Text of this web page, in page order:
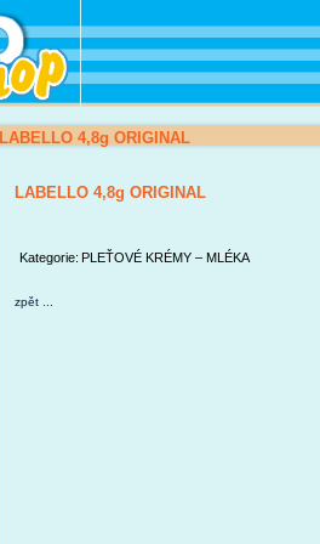
LABELLO 4,8g ORIGINAL
LABELLO 4,8g ORIGINAL
Kategorie: PLEŤOVÉ KRÉMY – MLÉKA
zpět ...